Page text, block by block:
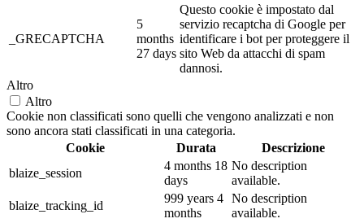
_GRECAPTCHA
5
months
27 days
Questo cookie è impostato dal
servizio recaptcha di Google per
identificare i bot per proteggere il
sito Web da attacchi di spam
dannosi.
Altro
Altro
Cookie non classificati sono quelli che vengono analizzati e non
sono ancora stati classificati in una categoria.
Cookie
Durata
Descrizione
blaize_session
4 months 18
days
No description
available.
blaize_tracking_id
999 years 4
months
No description
available.